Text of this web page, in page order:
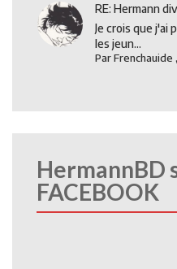
RE: Hermann
Je crois que j'ai
les jeun...
ParFrenchauide
HermannBD
FACEBOOK